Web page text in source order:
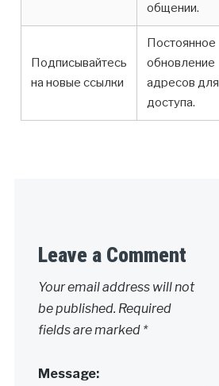
общении.
Подписывайтесь
на новые ссылки
Постоянное
обновление
адресов для
доступа.
Leave a Comment
Your email address will not
be published. Required
fields are marked *
Message: